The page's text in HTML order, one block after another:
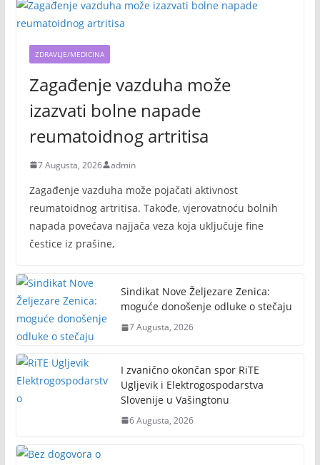
ZDRAVLJE/MEDICINA
Zagađenje vazduha može
izazvati bolne napade
reumatoidnog artritisa
7 Augusta, 2026 admin
Zagađenje vazduha može pojačati aktivnost
reumatoidnog artritisa. Takođe, vjerovatnoću bolnih
napada povećava najjača veza koja uključuje fine
čestice iz prašine,
Sindikat Nove Željezare Zenica:
moguće donošenje odluke o stečaju
7 Augusta, 2026
I zvanično okončan spor RiTE
Ugljevik i Elektrogospodarstva
Slovenije u Vašingtonu
6 Augusta, 2026